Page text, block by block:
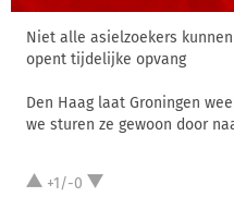
Niet alle asielzoekers
opent tijdelijke opvang
Den Haag laat Groningen
we sturen ze gewoon door
+1/-0